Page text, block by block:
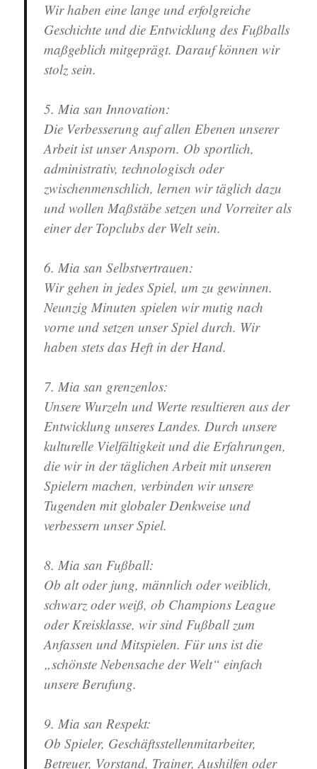
Wir haben eine lange und erfolgreiche
Geschichte und die Entwicklung des Fußballs
maßgeblich mitgeprägt. Darauf können wir
stolz sein.
5. Mia san Innovation:
Die Verbesserung auf allen Ebenen unserer
Arbeit ist unser Ansporn. Ob sportlich,
administrativ, technologisch oder
zwischenmenschlich, lernen wir täglich dazu
und wollen Maßstäbe setzen und Vorreiter als
einer der Topclubs der Welt sein.
6. Mia san Selbstvertrauen:
Wir gehen in jedes Spiel, um zu gewinnen.
Neunzig Minuten spielen wir mutig nach
vorne und setzen unser Spiel durch. Wir
haben stets das Heft in der Hand.
7. Mia san grenzenlos:
Unsere Wurzeln und Werte resultieren aus der
Entwicklung unseres Landes. Durch unsere
kulturelle Vielfältigkeit und die Erfahrungen,
die wir in der täglichen Arbeit mit unseren
Spielern machen, verbinden wir unsere
Tugenden mit globaler Denkweise und
verbessern unser Spiel.
8. Mia san Fußball:
Ob alt oder jung, männlich oder weiblich,
schwarz oder weiß, ob Champions League
oder Kreisklasse, wir sind Fußball zum
Anfassen und Mitspielen. Für uns ist die
„schönste Nebensache der Welt“ einfach
unsere Berufung.
9. Mia san Respekt:
Ob Spieler, Geschäftsstellenmitarbeiter,
Betreuer, Vorstand, Trainer, Aushilfen oder